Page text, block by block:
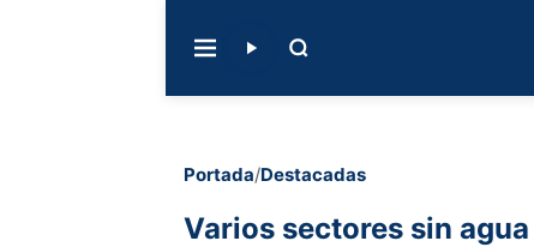
Portada/Destacadas
Varios sectores sin